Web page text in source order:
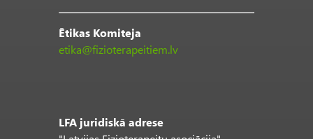
Ētikas Komiteja
etika@fizioterapeitiem.lv
LFA juridiskā adrese